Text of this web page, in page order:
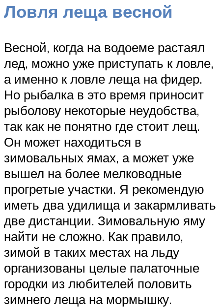
Ловля леща весной
Весной, когда на водоеме растаял
лед, можно уже приступать к ловле,
а именно к ловле леща на фидер.
Но рыбалка в это время приносит
рыболову некоторые неудобства,
так как не понятно где стоит лещ.
Он может находиться в
зимовальных ямах, а может уже
вышел на более мелководные
прогретые участки. Я рекомендую
иметь два удилища и закармливать
две дистанции. Зимовальную яму
найти не сложно. Как правило,
зимой в таких местах на льду
организованы целые палаточные
городки из любителей половить
зимнего леща на мормышку.